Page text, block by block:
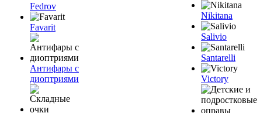
Fedrov
Favarit
Антифары с
диоптриями
Nikitana
Salivio
Santarelli
Victory